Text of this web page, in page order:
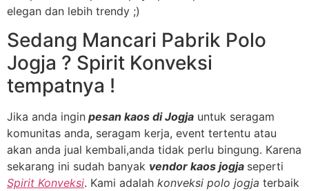
elegan dan lebih trendy ;)
Sedang Mancari Pabrik Polo
Jogja ? Spirit Konveksi
tempatnya !
Jika anda ingin pesan kaos di Jogja untuk seragam
komunitas anda, seragam kerja, event tertentu atau
akan anda jual kembali,anda tidak perlu bingung. Karena
sekarang ini sudah banyak vendor kaos jogja seperti
Spirit Konveksi. Kami adalah konveksi polo jogja terbaik